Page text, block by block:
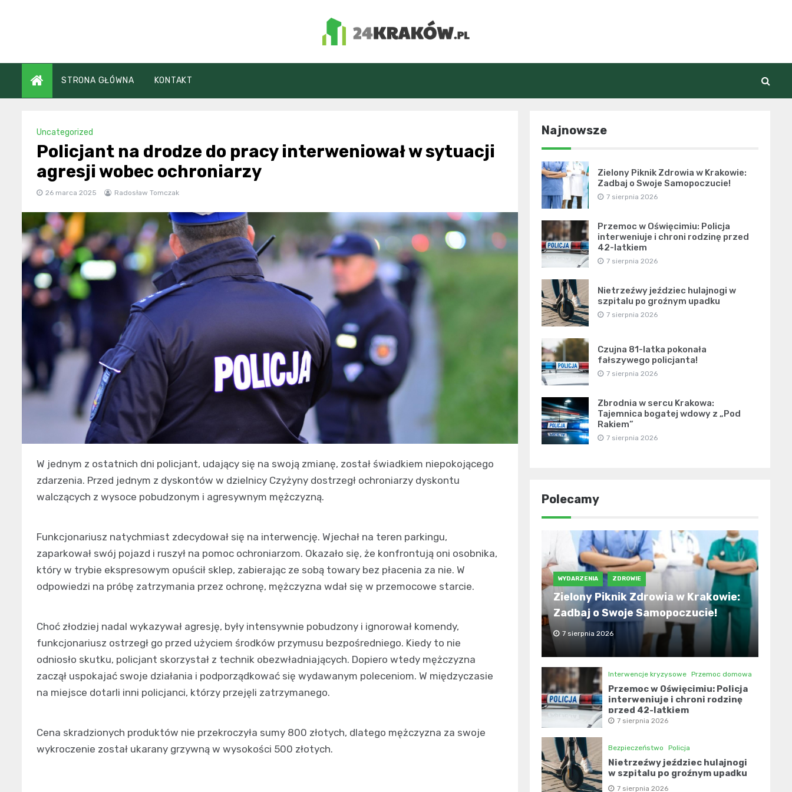
24Kraków.pl
STRONA GŁÓWNA KONTAKT
Uncategorized
Policjant na drodze do pracy interweniował w sytuacji
agresji wobec ochroniarzy
26 marca 2025 Radosław Tomczak
W jednym z ostatnich dni policjant, udający się na swoją zmianę, został świadkiem niepokojącego
zdarzenia. Przed jednym z dyskontów w dzielnicy Czyżyny dostrzegł ochroniarzy dyskontu
walczących z wysoce pobudzonym i agresywnym mężczyzną.
Funkcjonariusz natychmiast zdecydował się na interwencję. Wjechał na teren parkingu,
zaparkował swój pojazd i ruszył na pomoc ochroniarzom. Okazało się, że konfrontują oni osobnika,
który w trybie ekspresowym opuścił sklep, zabierając ze sobą towary bez płacenia za nie. W
odpowiedzi na próbę zatrzymania przez ochronę, mężczyzna wdał się w przemocowe starcie.
Choć złodziej nadal wykazywał agresję, były intensywnie pobudzony i ignorował komendy,
funkcjonariusz ostrzegł go przed użyciem środków przymusu bezpośredniego. Kiedy to nie
odniosło skutku, policjant skorzystał z technik obezwładniających. Dopiero wtedy mężczyzna
zaczął uspokajać swoje działania i podporządkować się wydawanym poleceniom. W międzyczasie
na miejsce dotarli inni policjanci, którzy przejęli zatrzymanego.
Cena skradzionych produktów nie przekroczyła sumy 800 złotych, dlatego mężczyzna za swoje
wykroczenie został ukarany grzywną w wysokości 500 złotych.
Najnowsze
Zielony Piknik Zdrowia w Krakowie:
Zadbaj o Swoje Samopoczucie!
7 sierpnia 2026
Przemoc w Oświęcimiu: Policja
interweniuje i chroni rodzinę przed
42-latkiem
7 sierpnia 2026
Nietrzeźwy jeździec hulajnogi w
szpitalu po groźnym upadku
7 sierpnia 2026
Czujna 81-latka pokonała
fałszywego policjanta!
7 sierpnia 2026
Zbrodnia w sercu Krakowa:
Tajemnica bogatej wdowy z „Pod
Rakiem”
7 sierpnia 2026
Polecamy
WYDARZENIA ZDROWIE
Zielony Piknik Zdrowia w Krakowie:
Zadbaj o Swoje Samopoczucie!
7 sierpnia 2026
Interwencje kryzysowe Przemoc domowa
Przemoc w Oświęcimiu: Policja
interweniuje i chroni rodzinę
przed 42-latkiem
7 sierpnia 2026
Bezpieczeństwo Policja
Nietrzeźwy jeździec hulajnogi
w szpitalu po groźnym upadku
7 sierpnia 2026